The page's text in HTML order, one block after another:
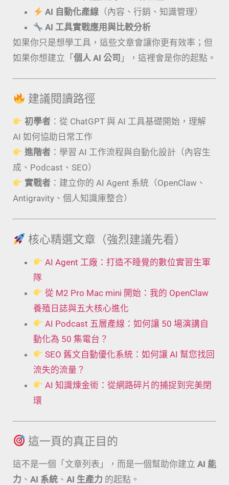
AI 自動化產線 （內容、行銷、知識管理）
AI 工具實戰應用與比較分析
如果你只是想學工具，這些文章會讓你更有效率；但
如果你想建立「 個人 AI 公司 」，這裡會是你的起點。
建議閱讀路徑
初學者 ：從 ChatGPT 與 AI 工具基礎開始，理解
AI 如何協助日常工作
進階者 ：學習 AI 工作流程與自動化設計（內容生
成、Podcast、SEO）
實戰者 ：建立你的 AI Agent 系統（OpenClaw、
Antigravity、個人知識庫整合）
核心精選文章（強烈建議先看）
AI Agent 工廠：打造不睡覺的數位實習生軍
隊
從 M2 Pro Mac mini 開始：我的 OpenClaw
養殖日誌與五大核心進化
AI Podcast 五層產線：如何讓 50 場演講自
動化為 50 集電台？
SEO 舊文自動優化系統：如何讓 AI 幫您找回
流失的流量？
AI 知識煉金術：從網路碎片的捕捉到完美閉
環
這一頁的真正目的
這不是一個「文章列表」，而是一個幫助你建立 AI 能
力 、 AI 系統 、 AI 生產力 的起點。